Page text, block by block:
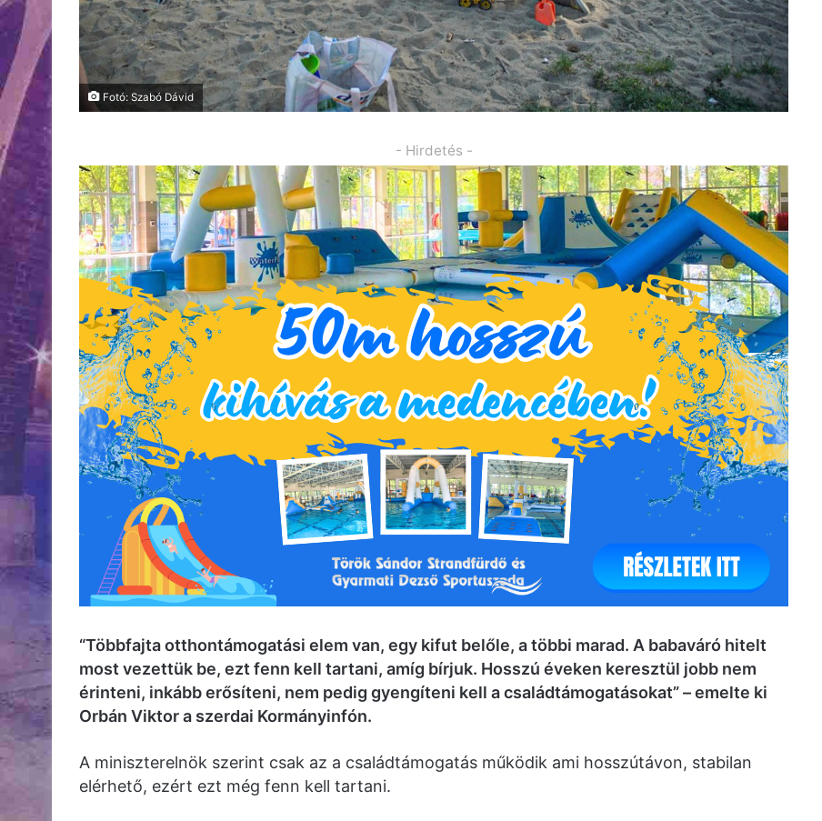
Fotó: Szabó Dávid
- Hirdetés -
“Többfajta otthontámogatási elem van, egy kifut belőle, a többi marad. A babaváró hitelt
most vezettük be, ezt fenn kell tartani, amíg bírjuk. Hosszú éveken keresztül jobb nem
érinteni, inkább erősíteni, nem pedig gyengíteni kell a családtámogatásokat” – emelte ki
Orbán Viktor a szerdai Kormányinfón.
A miniszterelnök szerint csak az a családtámogatás működik ami hosszútávon, stabilan
elérhető, ezért ezt még fenn kell tartani.